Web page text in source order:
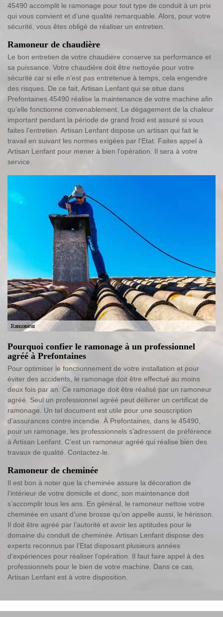
45490 accomplit le ramonage pour tout type de conduit à un prix
qui vous convient et d’une qualité remarquable. Alors, pour votre
sécurité, vous êtes obligé de réaliser un entretien.
Ramoneur de chaudière
Le bon entretien de votre chaudière conserve sa performance et
sa puissance. Votre chaudière doit être nettoyée pour votre
sécurité car si elle n’est pas entretenue à temps, cela engendre
des risques. De ce fait, Artisan Lenfant qui se situe dans
Prefontaines 45490 réalise la maintenance de votre machine afin
qu’elle fonctionne convenablement. Le dégagement de la chaleur
important pendant la période de grand froid est assuré si vous
faites l’entretien. Artisan Lenfant dispose un artisan qui fait le
travail en suivant les normes exigées par l’Etat. Faites appel à
Artisan Lenfant pour mener à bien l’opération. Il sera à votre
service.
Pourquoi confier le ramonage à un professionnel
agréé à Prefontaines
Pour optimiser le fonctionnement de votre installation et pour
éviter des accidents, le ramonage doit être effectué au moins
deux fois par an. Ce ramonage doit être réalisé par un ramoneur
agréé. Seul un professionnel agréé peut délivrer un certificat de
ramonage. Un tel document est utile pour une souscription
d’assurances contre incendie. À Prefontaines, dans le 45490,
pour un ramonage, les professionnels s’adressent de préférence
à Artisan Lenfant. C’est un ramoneur agréé qui réalise bien des
travaux de qualité. Contactez-le.
Ramoneur de cheminée
Il est bon à noter que la cheminée assure la décoration de
l’intérieur de votre domicile et donc, son maintenance doit
s’accomplir tous les ans. En général, le ramoneur nettoie votre
cheminée en usant d’une brosse qu’on appelle aussi, le hérisson.
Il doit être agréé par l’autorité et avoir les aptitudes pour le
domaine du conduit de cheminée. Artisan Lenfant dispose des
experts reconnus par l’Etat disposant plusieurs années
d’expériences pour réaliser l’opération. Il faut faire appel à des
professionnels pour le bien de votre machine. Dans ce cas,
Artisan Lenfant est à votre disposition.